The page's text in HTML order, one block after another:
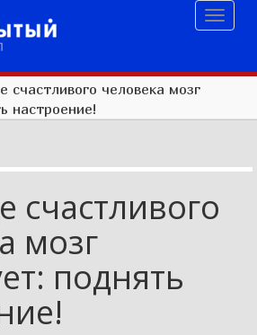
счастливого человека мозг
настроение!
счастливого
мозг
поднять